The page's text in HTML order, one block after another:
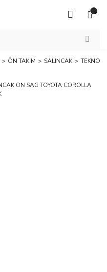
ÖN TAKIM SALINCAK